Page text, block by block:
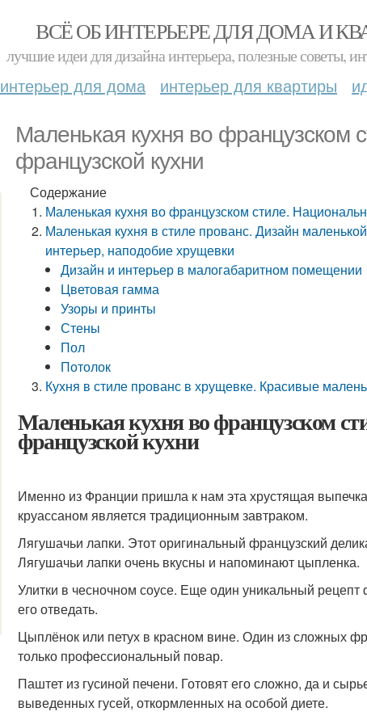
ВСЁ ОБ ИНТЕРЬЕРЕ ДЛЯ ДОМА И
лучшие идеи для дизайна интерьера, полезные советы,
интерьер для дома интерьер для квартиры
Маленькая кухня во
французской кухни
Содержание
Маленькая кухня во французском стиле.
Маленькая кухня в стиле прованс. Дизайн
интерьер, наподобие хрущевки
Дизайн и интерьер в малогабаритном помещении
Цветовая гамма
Узоры и принты
Стены
Пол
Потолок
Кухня в стиле прованс в хрущевке. Красивые
Маленькая кухня во французском
французской кухни
Именно из Франции пришла к нам эта хрустящая
круассаном является традиционным завтраком.
Лягушачьи лапки. Этот оригинальный французский
Лягушачьи лапки очень вкусны и напоминают цыпленка.
Улитки в чесночном соусе. Еще один уникальный рецепт
его отведать.
Цыплёнок или петух в красном вине. Один из сложных
только профессиональный повар.
Паштет из гусиной печени. Готовят его сложно, да и
выведенных гусей, откормленных на особой диете.